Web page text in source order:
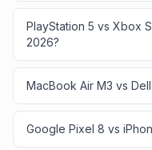
PlayStation 5 vs Xbox
2026?
MacBook Air M3 vs
Google Pixel 8 vs